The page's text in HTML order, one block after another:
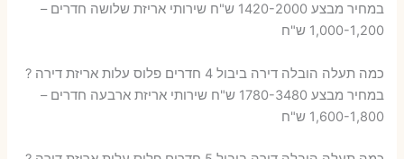
במחיר מבצע 1420-2000 ש"ח שירותי אריזת שלושה חדרים –
1,000-1,200 ש"ח
כמה תעלה הובלה דירה ביבול 4 חדרים פלוס עלות אריזת דירה ?
במחיר מבצע 1780-3480 ש"ח שירותי אריזת ארבעה חדרים –
1,600-1,800 ש"ח